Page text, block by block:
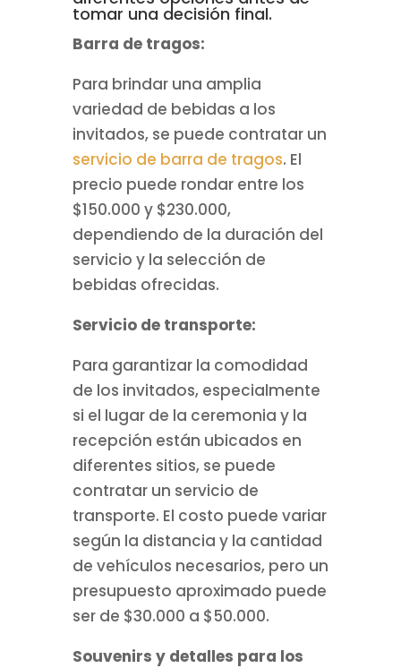
tomar una decisión final.
Barra de tragos:
Para brindar una amplia
variedad de bebidas a los
invitados, se puede contratar un
servicio de barra de tragos. El
precio puede rondar entre los
$150.000 y $230.000,
dependiendo de la duración del
servicio y la selección de
bebidas ofrecidas.
Servicio de transporte:
Para garantizar la comodidad
de los invitados, especialmente
si el lugar de la ceremonia y la
recepción están ubicados en
diferentes sitios, se puede
contratar un servicio de
transporte. El costo puede variar
según la distancia y la cantidad
de vehículos necesarios, pero un
presupuesto aproximado puede
ser de $30.000 a $50.000.
Souvenirs y detalles para los